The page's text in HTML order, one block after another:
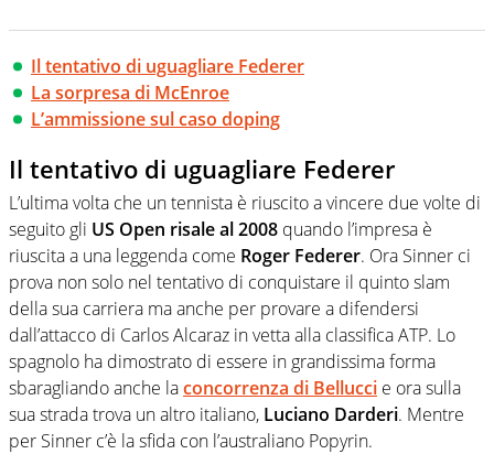
Il tentativo di uguagliare Federer
La sorpresa di McEnroe
L’ammissione sul caso doping
Il tentativo di uguagliare Federer
L’ultima volta che un tennista è riuscito a vincere due volte di
seguito gli US Open risale al 2008 quando l’impresa è
riuscita a una leggenda come Roger Federer. Ora Sinner ci
prova non solo nel tentativo di conquistare il quinto slam
della sua carriera ma anche per provare a difendersi
dall’attacco di Carlos Alcaraz in vetta alla classifica ATP. Lo
spagnolo ha dimostrato di essere in grandissima forma
sbaragliando anche laconcorrenza di Bellucci e ora sulla
sua strada trova un altro italiano, Luciano Darderi. Mentre
per Sinner c’è la sfida con l’australiano Popyrin.